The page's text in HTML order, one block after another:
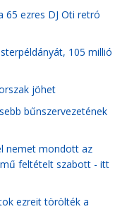
65 ezres DJ Oti retró
105 millió
jöhet
bűnszervezetének
nemet mondott az
feltételt szabott - itt
ezreit törölték a